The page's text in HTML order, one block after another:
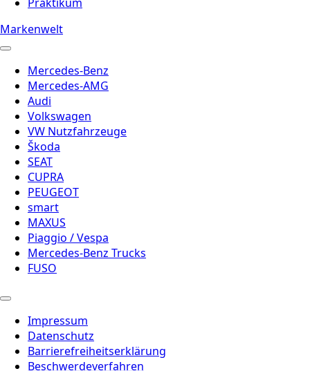
Markenwelt
Mercedes-Benz
Mercedes-AMG
Audi
Volkswagen
VW Nutzfahrzeuge
Škoda
SEAT
CUPRA
PEUGEOT
smart
MAXUS
Piaggio / Vespa
Mercedes-Benz Trucks
FUSO
Impressum
Datenschutz
Barrierefreiheitserklärung
Beschwerdeverfahren